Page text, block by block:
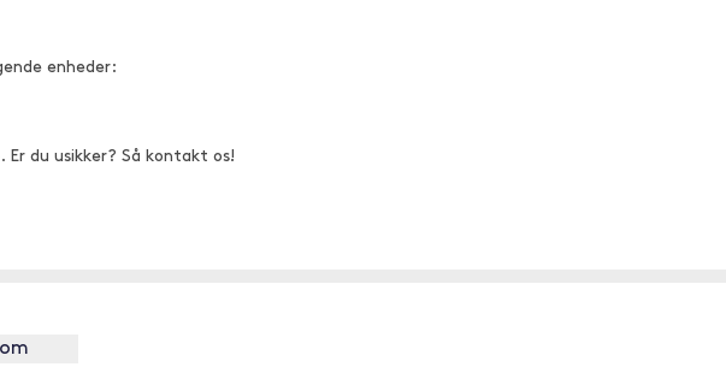
enheder:
du usikker? Så kontakt os!